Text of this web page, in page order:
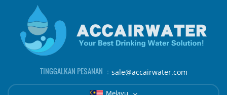
TINGGALKAN PESANAN ： sale@accairwater.com
Melayu